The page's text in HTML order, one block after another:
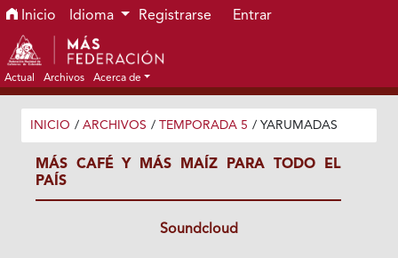
Ir al menú de navegación principal
Ir al contenido principal
Ir al pie de página del sitio
Inicio Idioma Registrarse Entrar
Actual Archivos Acerca de
INICIO / ARCHIVOS / TEMPORADA 5 / YARUMADAS
MÁS CAFÉ Y MÁS MAÍZ PARA TODO EL
PAÍS
Soundcloud